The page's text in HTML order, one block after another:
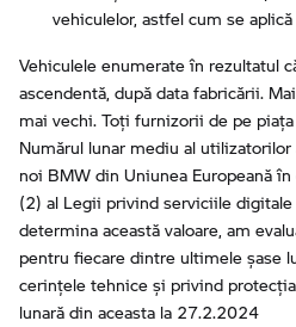
vehiculelor, astfel cum se
Vehiculele enumerate în rezultatul
ascendentă, după data fabricării.
mai vechi. Toți furnizorii de pe
Numărul lunar mediu al
noi BMW din Uniunea Europeană
(2) al Legii privind serviciile
determina această valoare, am
pentru fiecare dintre ultimele șase
cerințele tehnice și privind
lunară din aceasta la 27.2.2024